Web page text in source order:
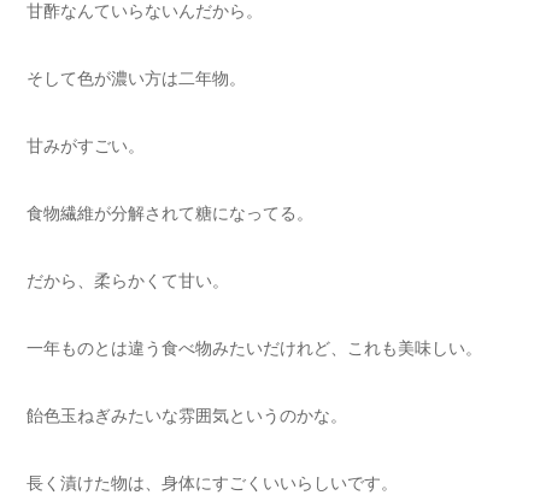
甘酢なんていらないんだから。
そして色が濃い方は二年物。
甘みがすごい。
食物繊維が分解されて糖になってる。
だから、柔らかくて甘い。
一年ものとは違う食べ物みたいだけれど、これも美味しい。
飴色玉ねぎみたいな雰囲気というのかな。
長く漬けた物は、身体にすごくいいらしいです。